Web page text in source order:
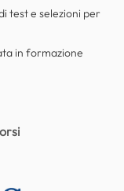
test e selezioni per
in formazione